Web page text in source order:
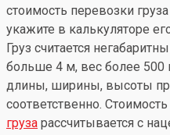
стоимость перевозки
укажите в калькуляторе
Груз считается
больше 4 м, вес более 500
длины, ширины, высоты
соответственно.
груза рассчитывается с